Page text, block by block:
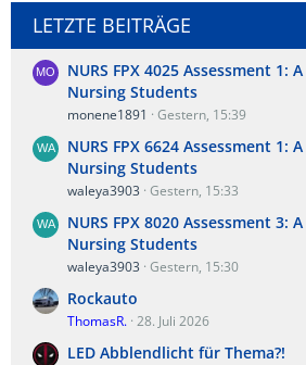
LETZTE BEITRÄGE
NURS FPX 4025 Assessment 1:
Nursing Students
monene1891 Gestern, 15:39
NURS FPX 6624 Assessment 1:
Nursing Students
waleya3903 Gestern, 15:33
NURS FPX 8020 Assessment 3:
Nursing Students
waleya3903 Gestern, 15:30
Rockauto
ThomasR. 28. Juli 2026
LED Abblendlicht für Thema?!